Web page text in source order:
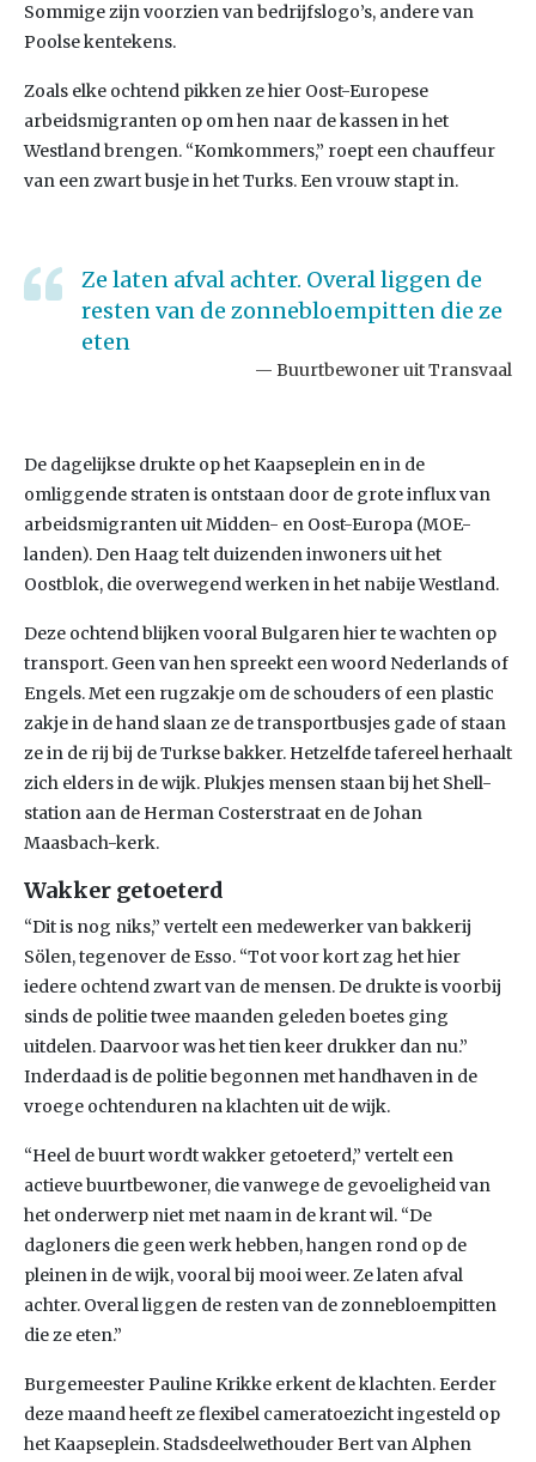
Sommige zijn voorzien van bedrijfslogo’s, andere van
Poolse kentekens.
Zoals elke ochtend pikken ze hier Oost-Europese
arbeidsmigranten op om hen naar de kassen in het
Westland brengen. “Komkommers,” roept een chauffeur
van een zwart busje in het Turks. Een vrouw stapt in.
Ze laten afval achter. Overal liggen de
resten van de zonnebloempitten die ze
eten
Buurtbewoner uit Transvaal
De dagelijkse drukte op het Kaapseplein en in de
omliggende straten is ontstaan door de grote influx van
arbeidsmigranten uit Midden- en Oost-Europa (MOE-
landen). Den Haag telt duizenden inwoners uit het
Oostblok, die overwegend werken in het nabije Westland.
Deze ochtend blijken vooral Bulgaren hier te wachten op
transport. Geen van hen spreekt een woord Nederlands of
Engels. Met een rugzakje om de schouders of een plastic
zakje in de hand slaan ze de transportbusjes gade of staan
ze in de rij bij de Turkse bakker. Hetzelfde tafereel herhaalt
zich elders in de wijk. Plukjes mensen staan bij het Shell-
station aan de Herman Costerstraat en de Johan
Maasbach-kerk.
Wakker getoeterd
“Dit is nog niks,” vertelt een medewerker van bakkerij
Sölen, tegenover de Esso. “Tot voor kort zag het hier
iedere ochtend zwart van de mensen. De drukte is voorbij
sinds de politie twee maanden geleden boetes ging
uitdelen. Daarvoor was het tien keer drukker dan nu.”
Inderdaad is de politie begonnen met handhaven in de
vroege ochtenduren na klachten uit de wijk.
“Heel de buurt wordt wakker getoeterd,” vertelt een
actieve buurtbewoner, die vanwege de gevoeligheid van
het onderwerp niet met naam in de krant wil. “De
dagloners die geen werk hebben, hangen rond op de
pleinen in de wijk, vooral bij mooi weer. Ze laten afval
achter. Overal liggen de resten van de zonnebloempitten
die ze eten.”
Burgemeester Pauline Krikke erkent de klachten. Eerder
deze maand heeft ze flexibel cameratoezicht ingesteld op
het Kaapseplein. Stadsdeelwethouder Bert van Alphen